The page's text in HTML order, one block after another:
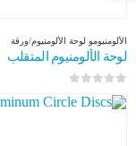
الألومنيومو لوحة الألومنيوم/ورقة
لوحة الألومنيوم المتقلب